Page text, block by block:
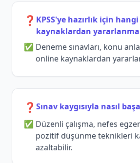
❓ KPSS'ye hazırlık için hangi
kaynaklardan
Deneme sınavları, konu
online kaynaklardan
❓ Sınav kaygısıyla nasıl
Düzenli çalışma, nefes
pozitif düşünme teknikleri
azaltabilir.